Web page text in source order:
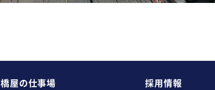
橋屋の仕事場 採用情報